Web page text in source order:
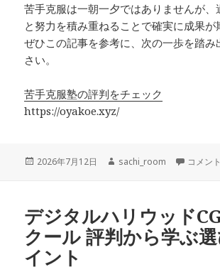
苦手克服は一朝一夕ではありませんが、
と努力を積み重ねることで確実に成果が
ぜひこの記事を参考に、次の一歩を踏み
さい。
苦手克服塾の評判をチェック
https://oyakoe.xyz/
投
2026年7月12日
作
sachi_room 苦手克
コメン
デジタルハリウッド
クール 評判から学ぶ
イント